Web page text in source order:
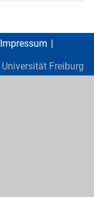
Impressum
Universität Freiburg